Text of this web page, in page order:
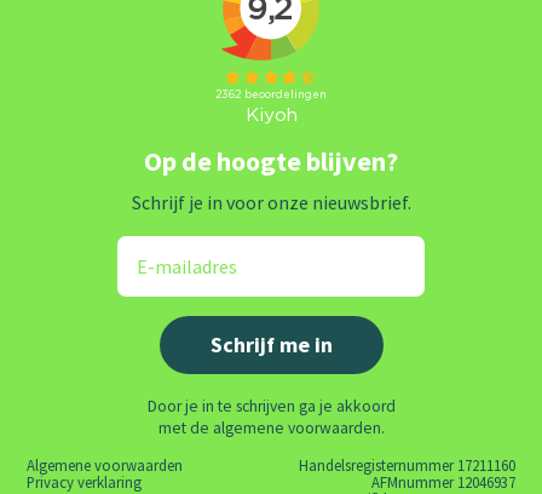
Op de hoogte blijven?
Schrijf je in voor onze nieuwsbrief.
Door je in te schrijven ga je akkoord
met de algemene voorwaarden.
Algemene voorwaarden
Privacy verklaring
Handelsregisternummer 17211160
AFMnummer 12046937